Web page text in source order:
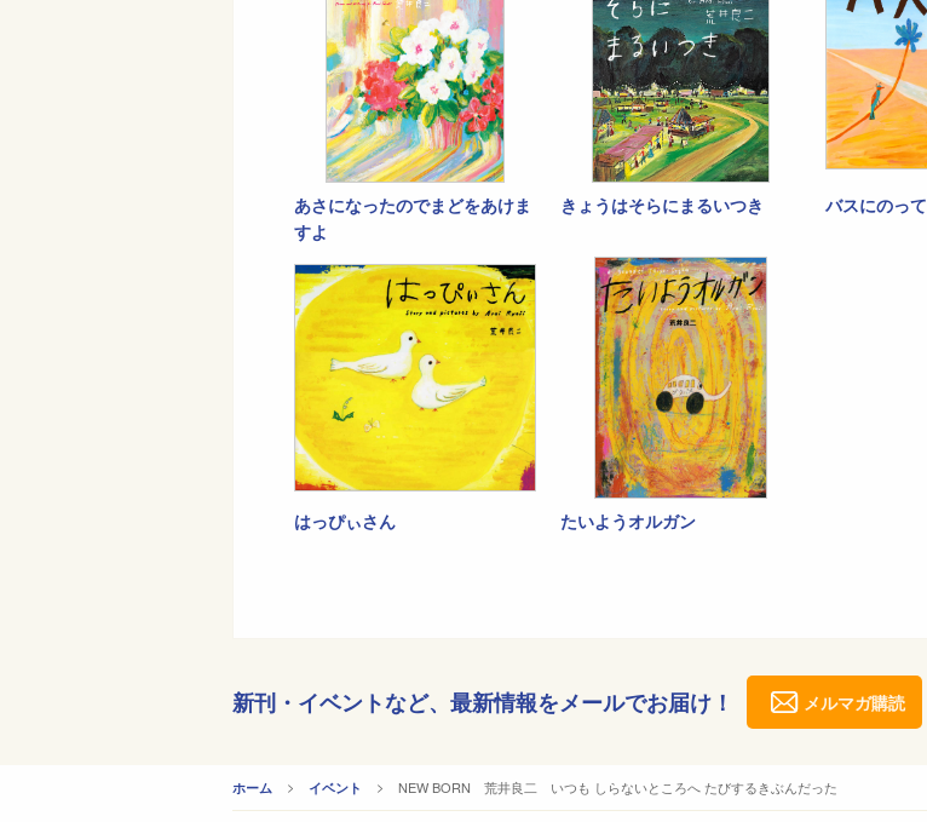
あさになったのでまどをあけま
すよ
きょうはそらにまるいつき バスにのって
はっぴぃさん たいようオルガン
新刊・イベントなど、 最新情報をメールでお届け！ メルマガ購読
ホーム イベント CURRENT:
NEW BORN 荒井良二 いつも しらないところへ たびするきぶんだった